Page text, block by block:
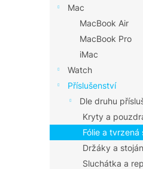
Mac
MacBook Air
MacBook Pro
iMac
Watch
Příslušenství
Dle druhu
Kryty a
Fólie a tvrzená
Držáky a
Sluchátka a